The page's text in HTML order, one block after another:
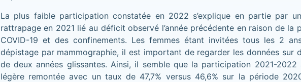
La plus faible participation constatée en 2022 s’explique en partie par
rattrapage en 2021 lié au déficit observé l’année précédente en raison de la
COVID-19 et des confinements. Les femmes étant invitées tous les 2
dépistage par mammographie, il est important de regarder les données sur
de deux années glissantes. Ainsi, il semble que la participation 2021-2022
légère remontée avec un taux de 47,7% versus 46,6% sur la période